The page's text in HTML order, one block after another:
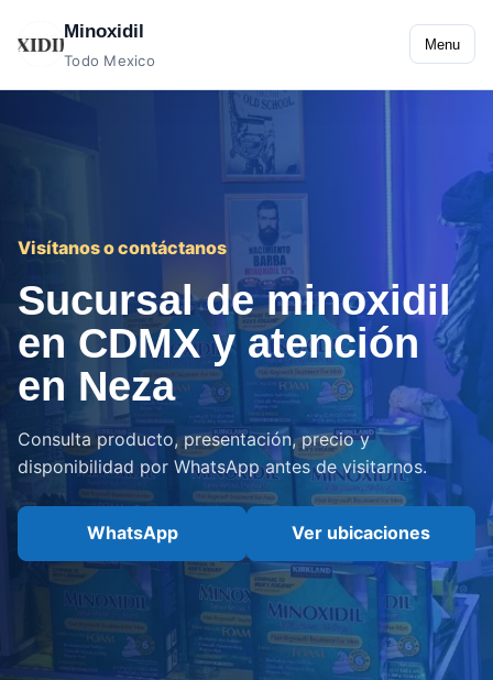
Minoxidil
Todo Mexico
Menu
Visítanos o contáctanos
Sucursal de minoxidil
en CDMX y atención
en Neza
Consulta producto, presentación, precio y
disponibilidad por WhatsApp antes de visitarnos.
WhatsApp Ver ubicaciones